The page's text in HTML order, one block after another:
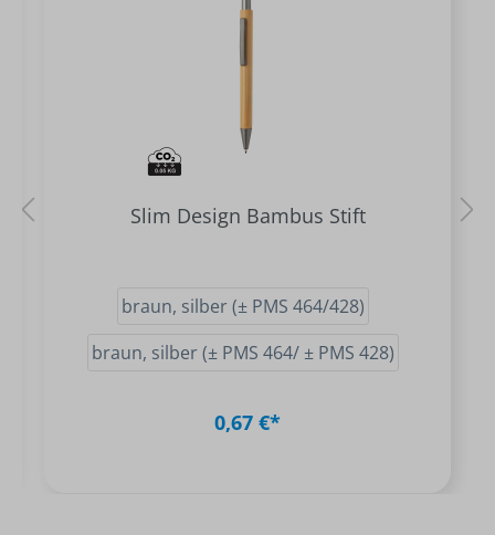
Slim Design Bambus Stift
braun, silber (± PMS 464/428)
braun, silber (± PMS 464/ ± PMS 428)
0,67 €*